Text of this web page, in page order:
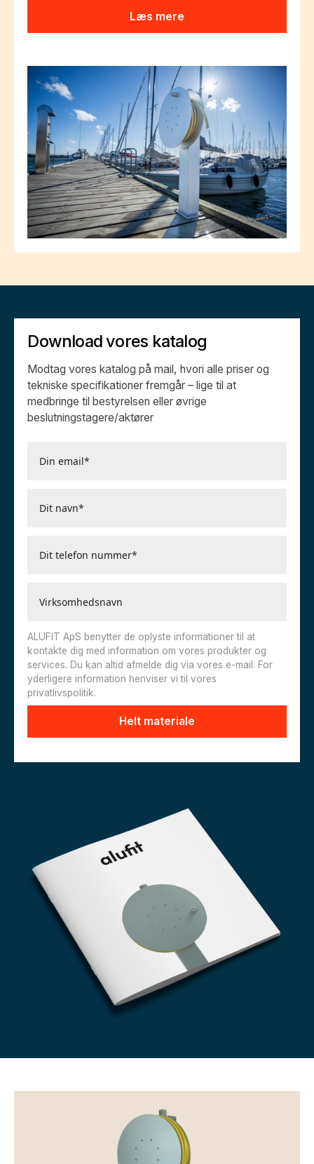
Læs mere
Download vores katalog
Modtag vores katalog på mail, hvori alle priser og
tekniske specifikationer fremgår – lige til at
medbringe til bestyrelsen eller øvrige
beslutningstagere/aktører
ALUFIT ApS benytter de oplyste informationer til at
kontakte dig med information om vores produkter og
services. Du kan altid afmelde dig via vores e-mail. For
yderligere information henviser vi til vores
privatlivspolitik.